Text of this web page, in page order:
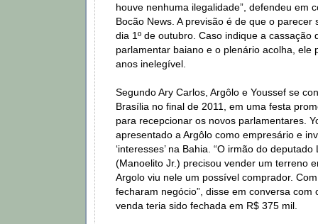
houve nenhuma ilegalidade”, defendeu em
Bocão News. A previsão é de que o parecer
dia 1º de outubro. Caso indique a cassação
parlamentar baiano e o plenário acolha, ele
anos inelegível.
Segundo Ary Carlos, Argôlo e Youssef se
Brasília no final de 2011, em uma festa
para recepcionar os novos parlamentares.
apresentado a Argôlo como empresário e
‘interesses’ na Bahia. “O irmão do deputado
(Manoelito Jr.) precisou vender um terreno
Argolo viu nele um possível comprador.
fecharam negócio”, disse em conversa com
venda teria sido fechada em R$ 375 mil.